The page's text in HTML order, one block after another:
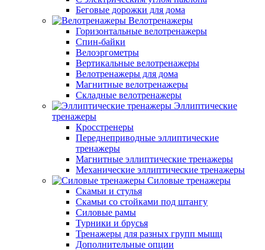
Беговые дорожки для дома
Велотренажеры
Горизонтальные велотренажеры
Спин-байки
Велоэргометры
Вертикальные велотренажеры
Велотренажеры для дома
Магнитные велотренажеры
Складные велотренажеры
Эллиптические
тренажеры
Кросстренеры
Переднеприводные эллиптические
тренажеры
Магнитные эллиптические тренажеры
Механические эллиптические тренажеры
Силовые тренажеры
Скамьи и стулья
Скамьи со стойками под штангу
Силовые рамы
Турники и брусья
Тренажеры для разных групп мышц
Дополнительные опции